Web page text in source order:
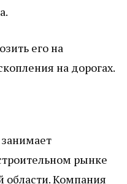
его на
на дорогах.
занимает
рынке
области. Компания